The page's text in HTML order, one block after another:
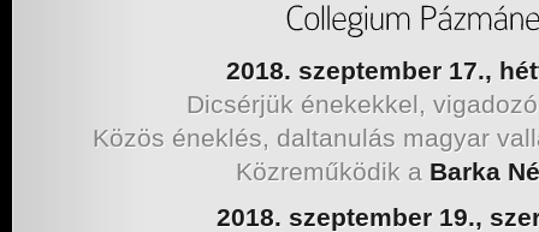
2018. szeptember 17.,
Dicsérjük énekekkel,
Közös éneklés, daltanulás magyar
Közreműködik a Barka
2018. szeptember 19.,